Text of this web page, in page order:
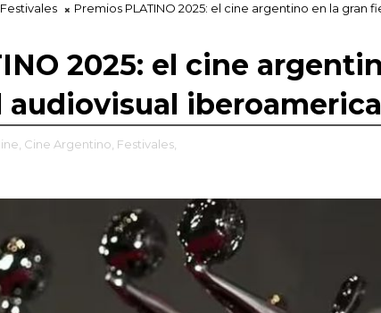
Festivales
Premios PLATINO 2025: el cine argentino en la gran
2025: el cine
audiovisual
Cine Argentino, Festivales,